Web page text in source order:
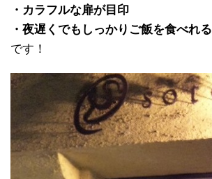
・カラフルな扉が目印
・夜遅くでもしっかりご飯を食べれる
です！